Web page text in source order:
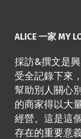
ALICE 一家 MY
採訪&撰文是
受全記錄下來
幫助別人關心
的商家得以大
經營。這是這
存在的重要意義